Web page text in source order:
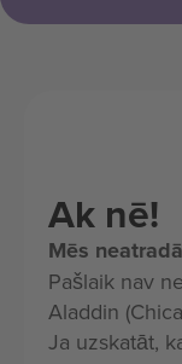
Ak nē!
Mēs
Pašlaik nav
Aladdin
Ja uzskatāt,